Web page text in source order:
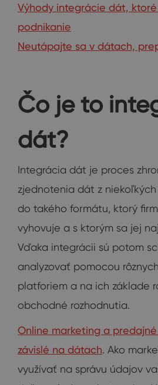
Výhody integrácie dát,
podnikanie
Neutápajte sa v dátach,
Čo je to
dát?
Integrácia dát je proces
zjednotenia dát z niekoľkých
do takého formátu, ktorý
vyhovuje a s ktorým sa jej
Vďaka integrácii sú potom
analyzovať pomocou
platforiem a na ich základe
obchodné rozhodnutia.
Online marketing a
závislé na dátach. Ako
využívať na správu údajov